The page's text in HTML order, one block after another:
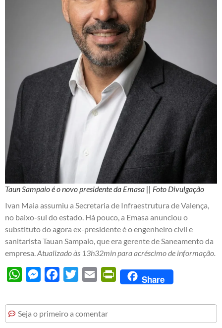
Taun Sampaio é o novo presidente da Emasa || Foto Divulgação
Ivan Maia assumiu a Secretaria de Infraestrutura de Valença,
no baixo-sul do estado. Há pouco, a Emasa anunciou o
substituto do agora ex-presidente é o engenheiro civil e
sanitarista Tauan Sampaio, que era gerente de Saneamento da
empresa.Atualizado às 13h32min para acréscimo de informação.
WhatsAppMessengerFacebook
Twitter Email PrintFriendly
Share
Seja o primeiro a comentar